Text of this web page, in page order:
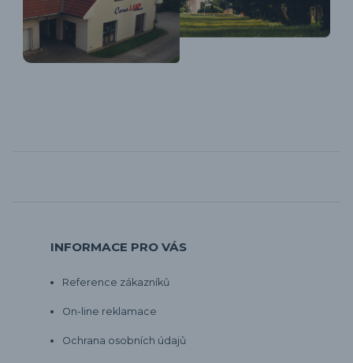
INFORMACE PRO VÁS
Reference zákazníků
On-line reklamace
Ochrana osobních údajů